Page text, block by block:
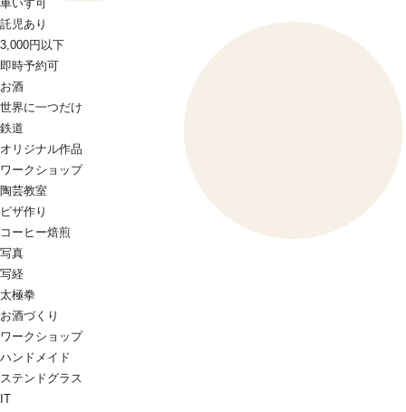
車いす可
託児あり
3,000円以下
即時予約可
お酒
世界に一つだけ
鉄道
オリジナル作品
ワークショップ
陶芸教室
ピザ作り
コーヒー焙煎
写真
写経
太極拳
お酒づくり
ワークショップ
ハンドメイド
ステンドグラス
IT